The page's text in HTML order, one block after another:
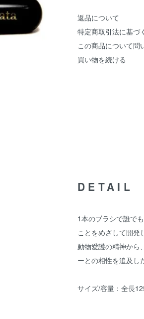
返品について
特定商取引法に基づ
この商品について問
買い物を続ける
DETAIL
1本のブラシで誰で
ことをめざして開発
動物愛護の精神から
ーとの相性を追及し
サイズ/容量：全長